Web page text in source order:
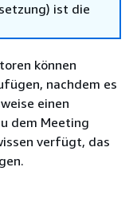
ist die
können
nachdem es
einen
dem Meeting
verfügt, das